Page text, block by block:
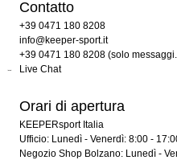
Contatto
+39 0471 180 8208
info@keeper-sport.it
+39 0471 180 8208 (solo
Live Chat
Orari di apertura
KEEPERsport Italia
Ufficio: Lunedì - Venerdì: 8:00 -
Negozio Shop Bolzano: Lunedì -